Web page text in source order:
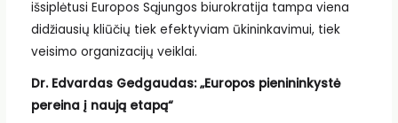
išsiplėtusi Europos Sąjungos biurokratija tampa viena
didžiausių kliūčių tiek efektyviam ūkininkavimui, tiek
veisimo organizacijų veiklai.
Dr. Edvardas Gedgaudas: „Europos pienininkystė
pereina į naują etapą“